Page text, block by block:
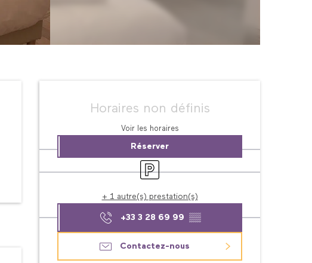
Ouverture et
Horaires non définis
Voir les horaires
Réserver
Parking
+ 1 autre(s) prestation(s)
+33 3 28 69 99 ▒▒
Contactez-nous